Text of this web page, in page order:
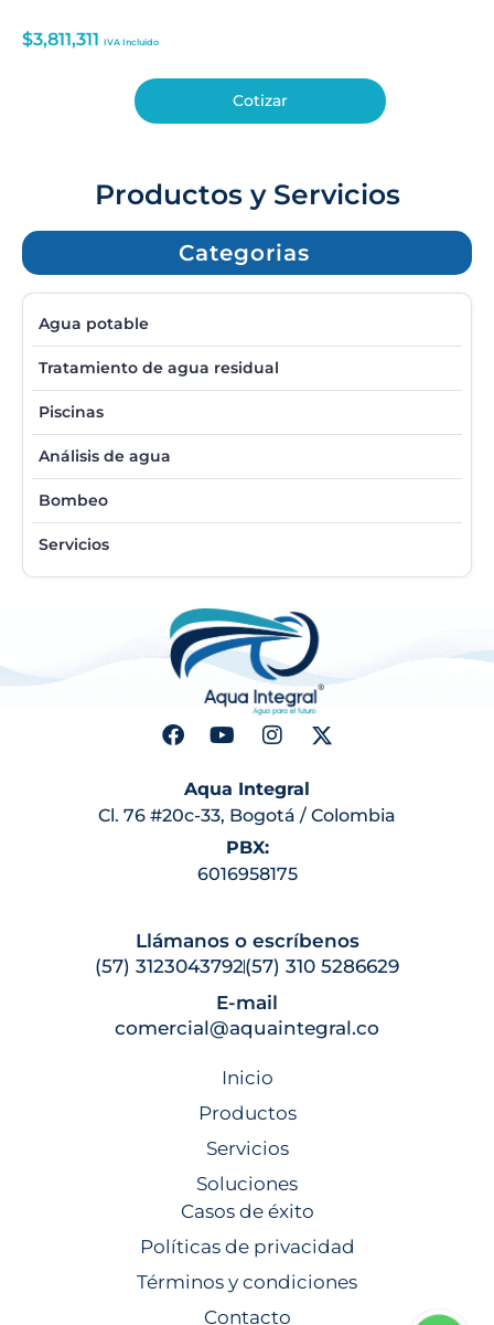
$3,811,311 IVA Incluido
Cotizar
Productos y Servicios
Categorias
Agua potable
Tratamiento de agua residual
Piscinas
Análisis de agua
Bombeo
Servicios
Aqua Integral
Cl. 76 #20c-33, Bogotá / Colombia
PBX:
6016958175
Llámanos o escríbenos
(57) 3123043792(57) 310 5286629
E-mail
comercial@aquaintegral.co
Inicio
Productos
Servicios
Soluciones
Casos de éxito
Políticas de privacidad
Términos y condiciones
Contacto